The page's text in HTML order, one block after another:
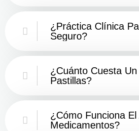
¿Práctica Clínica
Seguro?
¿Cuánto Cuesta
Pastillas?
¿Cómo Funciona
Medicamentos?